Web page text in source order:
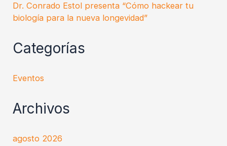
Dr. Conrado Estol presenta “Cómo hackear tu
biología para la nueva longevidad”
Categorías
Eventos
Archivos
agosto 2026